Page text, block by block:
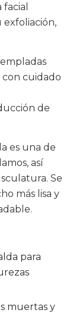
exfoliación,
cuidado
de
es una de
así
Se
más lisa y
para
muertas y